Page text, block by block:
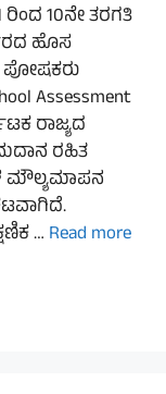
ರಿಂದ 10ನೇ ತರಗತಿ
ಹೊಸ
ಪೋಷಕರು
Assessment
ರಾಜ್ಯದ
ರಹಿತ
ಮೌಲ್ಯಮಾಪನ
… Read more